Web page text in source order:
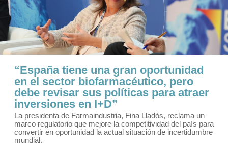
“España tiene una gran oportunidad
en el sector biofarmacéutico, pero
debe revisar sus políticas para atraer
inversiones en I+D”
La presidenta de Farmaindustria, Fina Lladós, reclama un
marco regulatorio que mejore la competitividad del país para
convertir en oportunidad la actual situación de incertidumbre
mundial.